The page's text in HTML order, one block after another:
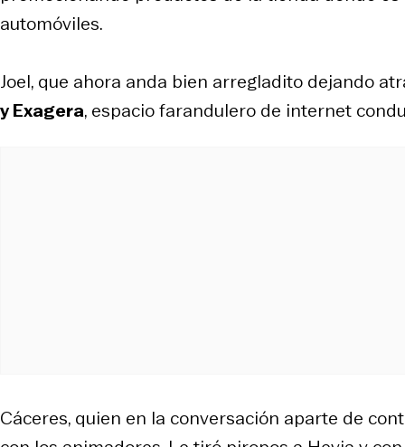
automóviles.
Joel, que ahora anda bien arregladito dejando
y Exagera, espacio farandulero de internet
Cáceres, quien en la conversación aparte de